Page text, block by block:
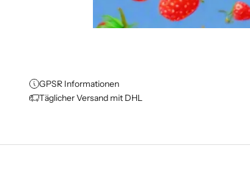
GPSR Informationen
Täglicher Versand mit DHL